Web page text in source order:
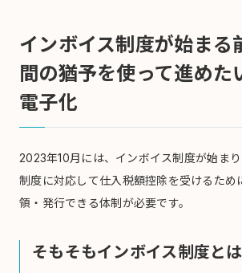
インボイス制度が始まる
間の猶予を使って進めた
電子化
2023年10月には、インボイス制度が始ま
制度に対応して仕入税額控除を受けるため
領・発行できる体制が必要です。
そもそもインボイス制度と